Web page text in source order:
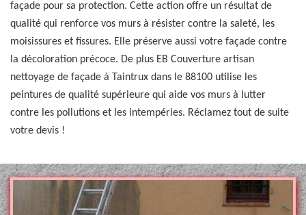
façade pour sa protection. Cette action offre un résultat de
qualité qui renforce vos murs à résister contre la saleté, les
moisissures et fissures. Elle préserve aussi votre façade contre
la décoloration précoce. De plus EB Couverture artisan
nettoyage de façade à Taintrux dans le 88100 utilise les
peintures de qualité supérieure qui aide vos murs à lutter
contre les pollutions et les intempéries. Réclamez tout de suite
votre devis !